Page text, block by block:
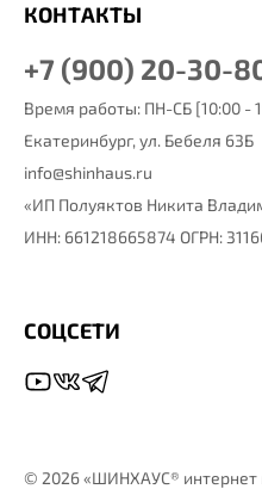
© 2026 «ШИНХАУС® интернет
КОНТАКТЫ
+7 (900) 20-30-
Время работы: ПН-СБ [10:00 -
Екатеринбург, ул. Бебеля 63Б
info@shinhaus.ru
«ИП Полуяктов Никита
ИНН: 661218665874 ОГРН:
СОЦСЕТИ